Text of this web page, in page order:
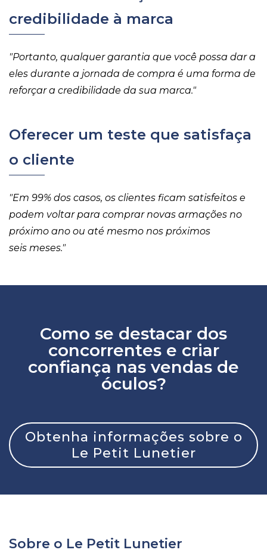
credibilidade à marca
"Portanto, qualquer garantia que você possa dar a
eles durante a jornada de compra é uma forma de
reforçar a credibilidade da sua marca."
Oferecer um teste que satisfaça
o cliente
"Em 99% dos casos, os clientes ficam satisfeitos e
podem voltar para comprar novas armações no
próximo ano ou até mesmo nos próximos
seis meses."
Como se destacar dos
concorrentes e criar
confiança nas vendas de
óculos?
Obtenha informações sobre o
Le Petit Lunetier
Sobre o Le Petit Lunetier